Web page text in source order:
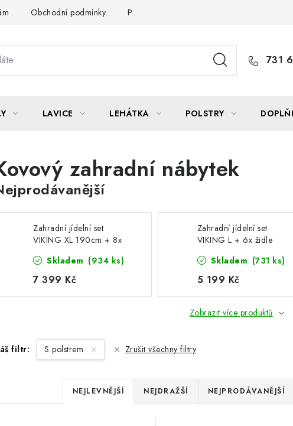
Obchodní podmínky Podmínky ochrany osobních údajů
731
LAVICE LEHÁTKA POLSTRY
zahradní nábytek
Zahradní jídelní set
VIKING XL 190cm + 8x
Skladem (934 ks)
7 399 Kč
Zahradní jídelní set
VIKING L + 6x židle
Skladem (731 ks)
5 199 Kč
Zobrazit více produktů
filtr: S polstrem Zrušit všechny filtry
Ř
a
NEJLEVNĚJŠÍ NEJDRAŽŠÍ NEJPRODÁVANĚJŠÍ